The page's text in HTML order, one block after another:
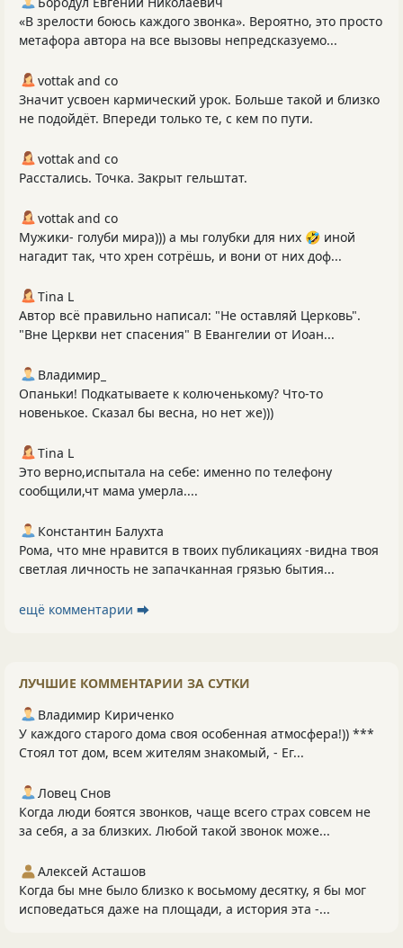
«В зрелости боюсь каждого звонка». Вероятно, это просто
метафора автора на все вызовы непредсказуемо...
vottak and co
Значит усвоен кармический урок. Больше такой и близко
не подойдёт. Впереди только те, с кем по пути.
vottak and co
Расстались. Точка. Закрыт гельштат.
vottak and co
Мужики- голуби мира))) а мы голубки для них 🤣 иной
нагадит так, что хрен сотрёшь, и вони от них доф...
Tina L
Автор всё правильно написал: "Не оставляй Церковь".
"Вне Церкви нет спасения" В Евангелии от Иоан...
Владимир_
Опаньки! Подкатываете к колюченькому? Что-то
новенькое. Сказал бы весна, но нет же)))
Tina L
Это верно,испытала на себе: именно по телефону
сообщили,чт мама умерла....
Константин Балухта
Рома, что мне нравится в твоих публикациях -видна твоя
светлая личность не запачканная грязью бытия...
ещё комментарии ⮕
ЛУЧШИЕ КОММЕНТАРИИ ЗА СУТКИ
Владимир Кириченко
У каждого старого дома своя особенная атмосфера!)) ***
Стоял тот дом, всем жителям знакомый, - Ег...
Ловец Снов
Когда люди боятся звонков, чаще всего страх совсем не
за себя, а за близких. Любой такой звонок може...
Алексей Асташов
Когда бы мне было близко к восьмому десятку, я бы мог
исповедаться даже на площади, а история эта -...